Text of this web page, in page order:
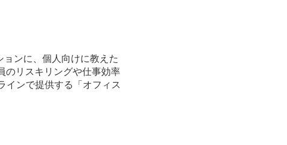
ンに、個人向けに教えた
のリスキリングや仕事効率
インで提供する「オフィス